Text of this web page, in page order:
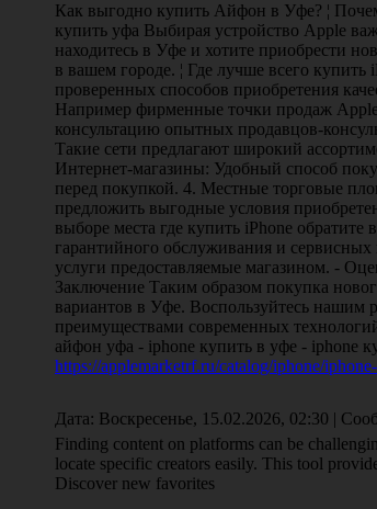
Как выгодно купить Айфон в Уфе? ¦
купить уфа Выбирая устройство Apple
находитесь в Уфе и хотите приобрести
в вашем городе. ¦ Где лучше всего
проверенных способов приобретения
Например фирменные точки продаж Apple
консультацию опытных продавцов-
Такие сети предлагают широкий
Интернет-магазины: Удобный способ
перед покупкой. 4. Местные торговые
предложить выгодные условия
выборе места где купить iPhone
гарантийного обслуживания и
услуги предоставляемые магазином. -
Заключение Таким образом покупка
вариантов в Уфе. Воспользуйтесь нашим
преимуществами современных
айфон уфа - iphone купить в уфе - iphone
https://applemarketrf.ru/catalog/iphone/
Дата: Воскресенье, 15.02.2026, 02:30 |
Finding content on platforms can be
locate specific creators easily. This tool
Discover new favorites